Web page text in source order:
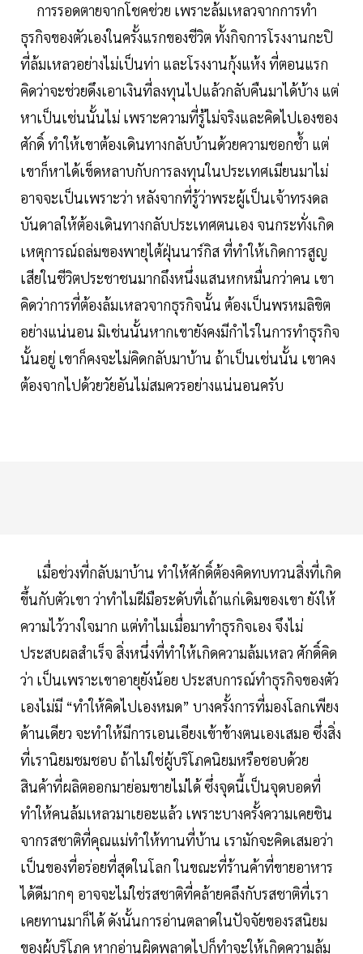
การรอดตายจากโชคช่วย เพราะล้มเหลวจากการทำ
ธุรกิจของตัวเองในครั้งแรกของชีวิต ทั้งกิจการโรงงานกะปิ
ที่ล้มเหลวอย่างไม่เป็นท่า และโรงงานกุ้งแห้ง ที่ตอนแรก
คิดว่าจะช่วยดึงเอาเงินที่ลงทุนไปแล้วกลับคืนมาได้บ้าง แต่
หาเป็นเช่นนั้นไม่ เพราะความที่รู้ไม่จริงและคิดไปเองของ
ศักดิ์ ทำให้เขาต้องเดินทางกลับบ้านด้วยความชอกช้ำ แต่
เขาก็หาได้เข็ดหลาบกับการลงทุนในประเทศเมียนมาไม่
อาจจะเป็นเพราะว่า หลังจากที่รู้ว่าพระผู้เป็นเจ้าทรงดล
บันดาลให้ต้องเดินทางกลับประเทศตนเอง จนกระทั่งเกิด
เหตุการณ์ถล่มของพายุไต้ฝุ่นนาร์กิส ที่ทำให้เกิดการสูญ
เสียในชีวิตประชาชนมากถึงหนึ่งแสนหกหมื่นกว่าคน เขา
คิดว่าการที่ต้องล้มเหลวจากธุรกิจนั้น ต้องเป็นพรหมลิขิต
อย่างแน่นอน มิเช่นนั้นหากเขายังคงมีกำไรในการทำธุรกิจ
นั้นอยู่ เขาก็คงจะไม่คิดกลับมาบ้าน ถ้าเป็นเช่นนั้น เขาคง
ต้องจากไปด้วยวัยอันไม่สมควรอย่างแน่นอนครับ
เมื่อช่วงที่กลับมาบ้าน ทำให้ศักดิ์ต้องคิดทบทวนสิ่งที่เกิด
ขึ้นกับตัวเขา ว่าทำไมฝีมือระดับที่เถ้าแก่เดิมของเขา ยังให้
ความไว้วางใจมาก แต่ทำไมเมื่อมาทำธุรกิจเอง จึงไม่
ประสบผลสำเร็จ สิ่งหนึ่งที่ทำให้เกิดความล้มเหลว ศักดิ์คิด
ว่า เป็นเพราะเขาอายุยังน้อย ประสบการณ์ทำธุรกิจของตัว
เองไม่มี “ทำให้คิดไปเองหมด” บางครั้งการที่มองโลกเพียง
ด้านเดียว จะทำให้มีการเอนเอียงเข้าข้างตนเองเสมอ ซึ่งสิ่ง
ที่เรานิยมชมชอบ ถ้าไม่ใช่ผู้บริโภคนิยมหรือชอบด้วย
สินค้าที่ผลิตออกมาย่อมขายไม่ได้ ซึ่งจุดนี้เป็นจุดบอดที่
ทำให้คนล้มเหลวมาเยอะแล้ว เพราะบางครั้งความเคยชิน
จากรสชาติที่คุณแม่ทำให้ทานที่บ้าน เรามักจะคิดเสมอว่า
เป็นของที่อร่อยที่สุดในโลก ในขณะที่ร้านค้าที่ขายอาหาร
ได้ดีมากๆ อาจจะไม่ใช่รสชาติที่คล้ายคลึงกับรสชาติที่เรา
เคยทานมาก็ได้ ดังนั้นการอ่านตลาดในปัจจัยของรสนิยม
ของผู้บริโภค หากอ่านผิดพลาดไปก็ทำจะให้เกิดความล้ม